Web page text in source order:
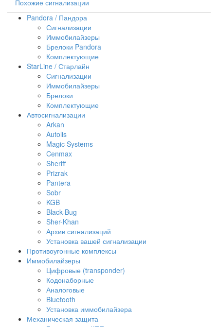
Похожие сигнализации
Pandora / Пандора
Сигнализации
Иммобилайзеры
Брелоки Pandora
Комплектующие
StarLine / Старлайн
Сигнализации
Иммобилайзеры
Брелоки
Комплектующие
Автосигнализации
Arkan
Autolis
Magic Systems
Cenmax
Sheriff
Prizrak
Pantera
Sobr
KGB
Black-Bug
Sher-Khan
Архив сигнализаций
Установка вашей сигнализации
Противоугонные комплексы
Иммобилайзеры
Цифровые (transponder)
Кодонаборные
Аналоговые
Bluetooth
Установка иммобилайзера
Механическая защита